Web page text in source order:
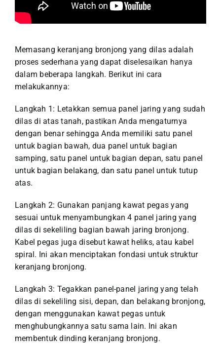
Memasang keranjang bronjong yang dilas adalah
proses sederhana yang dapat diselesaikan hanya
dalam beberapa langkah. Berikut ini cara
melakukannya:
Langkah 1: Letakkan semua panel jaring yang sudah
dilas di atas tanah, pastikan Anda mengaturnya
dengan benar sehingga Anda memiliki satu panel
untuk bagian bawah, dua panel untuk bagian
samping, satu panel untuk bagian depan, satu panel
untuk bagian belakang, dan satu panel untuk tutup
atas.
Langkah 2: Gunakan panjang kawat pegas yang
sesuai untuk menyambungkan 4 panel jaring yang
dilas di sekeliling bagian bawah jaring bronjong.
Kabel pegas juga disebut kawat heliks, atau kabel
spiral. Ini akan menciptakan fondasi untuk struktur
keranjang bronjong.
Langkah 3: Tegakkan panel-panel jaring yang telah
dilas di sekeliling sisi, depan, dan belakang bronjong,
dengan menggunakan kawat pegas untuk
menghubungkannya satu sama lain. Ini akan
membentuk dinding keranjang bronjong.